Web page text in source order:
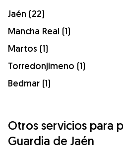
Jaén (22)
Mancha Real (1)
Martos (1)
Torredonjimeno (1)
Bedmar (1)
Otros servicios para
Guardia de Jaén